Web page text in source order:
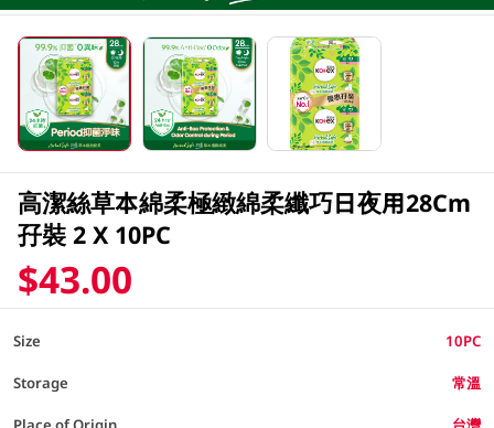
高潔絲草本綿柔極緻綿柔纖巧日夜用28Cm
孖裝 2 X 10PC
$43.00
Size 10PC
Storage 常溫